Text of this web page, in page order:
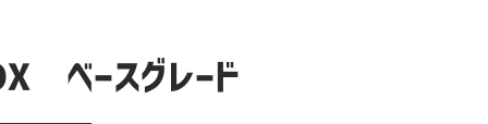
ベースグレード